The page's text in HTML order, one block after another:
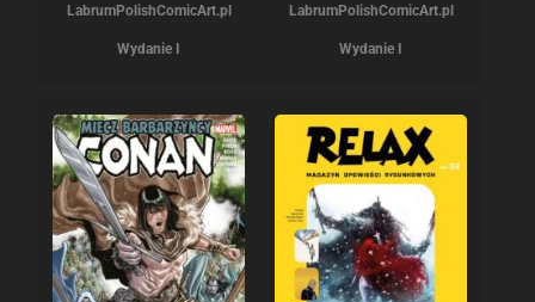
LabrumPolishComicArt.pl
Wydanie I
LabrumPolishComicArt.pl
Wydanie I